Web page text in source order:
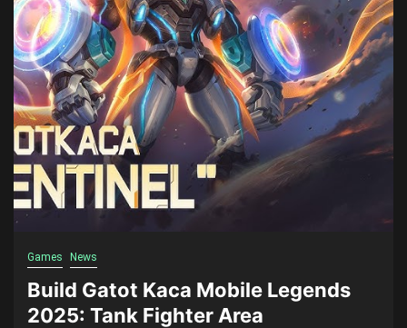
Games News
Build Gatot Kaca Mobile Legends
2025: Tank Fighter Area